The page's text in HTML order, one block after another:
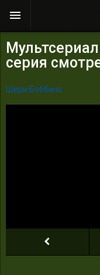
серия
Шери Боббинс